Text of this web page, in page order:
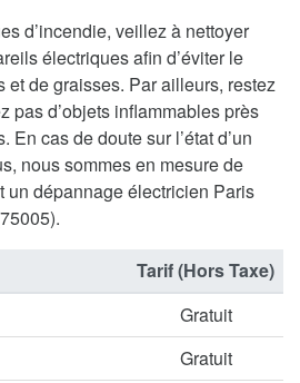
d’incendie, veillez à nettoyer
électriques afin d’éviter le
et de graisses. Par ailleurs, restez
pas d’objets inflammables près
cas de doute sur l’état d’un
nous sommes en mesure de
un dépannage électricien Paris
Tarif (Hors Taxe)
Gratuit
Gratuit